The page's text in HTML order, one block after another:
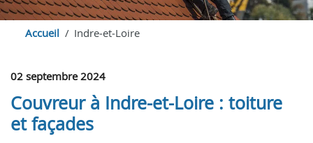
Accueil Indre‑et‑Loire
02 septembre 2024
Couvreur à Indre-et-Loire : toiture
et façades